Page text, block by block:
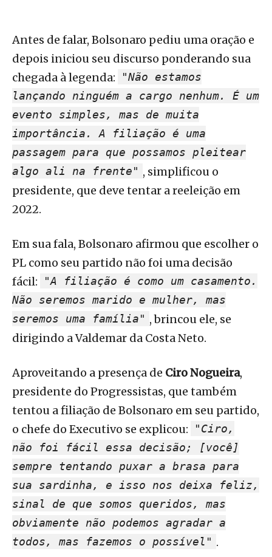
Antes de falar, Bolsonaro pediu uma oração e
depois iniciou seu discurso ponderando sua
chegada à legenda:
"Não estamos
lançando ninguém a cargo nenhum. É um
evento simples, mas de muita
importância. A filiação é uma
passagem para que possamos pleitear
algo ali na frente" , simplificou o
presidente, que deve tentar a reeleição em
2022.
Em sua fala, Bolsonaro afirmou que escolher o
PL como seu partido não foi uma decisão
fácil:
"A filiação é como um casamento.
Não seremos marido e mulher, mas
seremos uma família" , brincou ele, se
dirigindo a Valdemar da Costa Neto.
Aproveitando a presença de Ciro Nogueira,
presidente do Progressistas, que também
tentou a filiação de Bolsonaro em seu partido,
o chefe do Executivo se explicou:
"Ciro,
não foi fácil essa decisão; [você]
sempre tentando puxar a brasa para
sua sardinha, e isso nos deixa feliz,
sinal de que somos queridos, mas
obviamente não podemos agradar a
todos, mas fazemos o possível" .